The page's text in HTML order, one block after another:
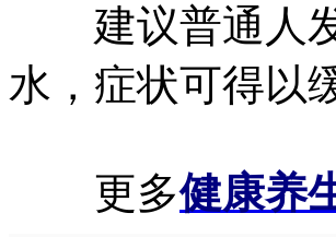
建议普通人发
水，症状可得以
更多健康养